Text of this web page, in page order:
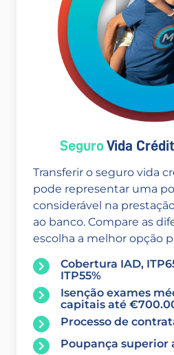
SeguroVida
Transferir o seguro vida
pode representar uma
considerável na
ao banco. Compare as
escolha a melhor opção
Cobertura IAD,
ITP55%
Isenção exames
capitais até
Processo de
Poupança superior